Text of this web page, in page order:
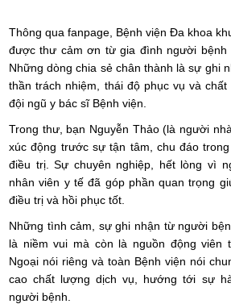
Thông qua fanpage, Bệnh viện Đa khoa
được thư cảm ơn từ gia đình người bệnh
Những dòng chia sẻ chân thành là sự ghi
thần trách nhiệm, thái độ phục vụ và
đội ngũ y bác sĩ Bệnh viện.
Trong thư, bạn Nguyễn Thảo (là người
xúc động trước sự tận tâm, chu đáo
điều trị. Sự chuyên nghiệp, hết lòng vì
nhân viên y tế đã góp phần quan trọng
điều trị và hồi phục tốt.
Những tình cảm, sự ghi nhận từ người
là niềm vui mà còn là nguồn động viên
Ngoại nói riêng và toàn Bệnh viện nói
cao chất lượng dịch vụ, hướng tới sự
người bệnh.